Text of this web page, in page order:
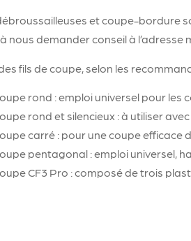
et coupe-bordure
à nous demander conseil à
fils de coupe, selon les
rond : emploi universel pour les
rond et silencieux : à utiliser
carré : pour une coupe efficace
pentagonal : emploi universel,
CF3 Pro : composé de trois